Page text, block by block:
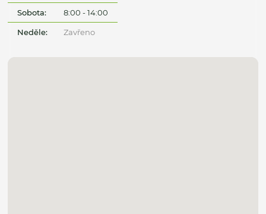
Sobota: 8:00 - 14:00
Neděle: Zavřeno